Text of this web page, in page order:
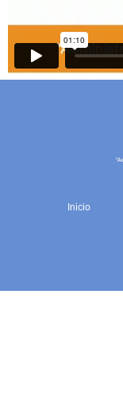
Inicio